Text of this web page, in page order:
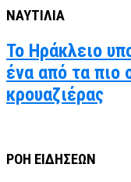
ΝΑΥΤΙΛΙΑ
Το Ηράκλειο
ένα από τα πιο
κρουαζιέρας
ΡΟΗ ΕΙΔΗΣΕΩΝ